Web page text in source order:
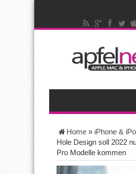
Home » iPhone &
Hole Design soll 2022
Pro Modelle kommen